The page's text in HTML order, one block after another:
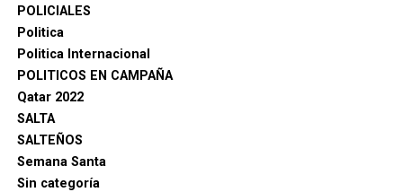
POLICIALES
Politica
Politica Internacional
POLITICOS EN CAMPAÑA
Qatar 2022
SALTA
SALTEÑOS
Semana Santa
Sin categoría